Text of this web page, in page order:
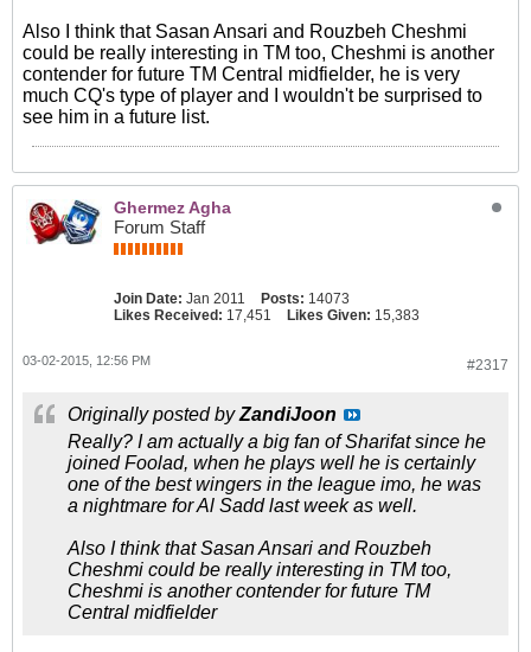
Also I think that Sasan Ansari and Rouzbeh Cheshmi
could be really interesting in TM too, Cheshmi is another
contender for future TM Central midfielder, he is very
much CQ's type of player and I wouldn't be surprised to
see him in a future list.
Ghermez Agha
Forum Staff
Join Date: Jan 2011 Posts: 14073
Likes Received: 17,451 Likes Given: 15,383
#2317
03-02-2015, 12:56 PM
Originally posted byZandiJoon
Really? I am actually a big fan of Sharifat since he
joined Foolad, when he plays well he is certainly
one of the best wingers in the league imo, he was
a nightmare for Al Sadd last week as well.
Also I think that Sasan Ansari and Rouzbeh
Cheshmi could be really interesting in TM too,
Cheshmi is another contender for future TM
Central midfielder